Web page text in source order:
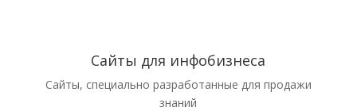
Сайты для инфобизнеса
Сайты, специально разработанные для продажи
знаний